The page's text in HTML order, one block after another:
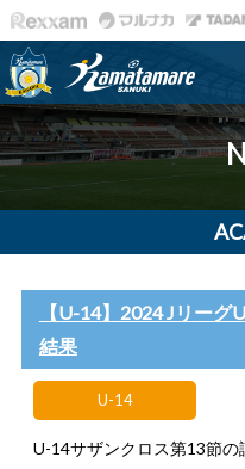
【U-14】2024 Jリー
結果
U-14
U-14サザンクロス第13節の